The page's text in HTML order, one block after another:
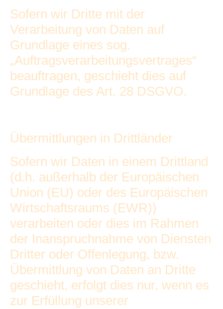
Sofern wir Dritte mit der
Verarbeitung von Daten auf
Grundlage eines sog.
„Auftragsverarbeitungsvertrages“
beauftragen, geschieht dies auf
Grundlage des Art. 28 DSGVO.
Übermittlungen in Drittländer
Sofern wir Daten in einem Drittland
(d.h. außerhalb der Europäischen
Union (EU) oder des Europäischen
Wirtschaftsraums (EWR))
verarbeiten oder dies im Rahmen
der Inanspruchnahme von Diensten
Dritter oder Offenlegung, bzw.
Übermittlung von Daten an Dritte
geschieht, erfolgt dies nur, wenn es
zur Erfüllung unserer